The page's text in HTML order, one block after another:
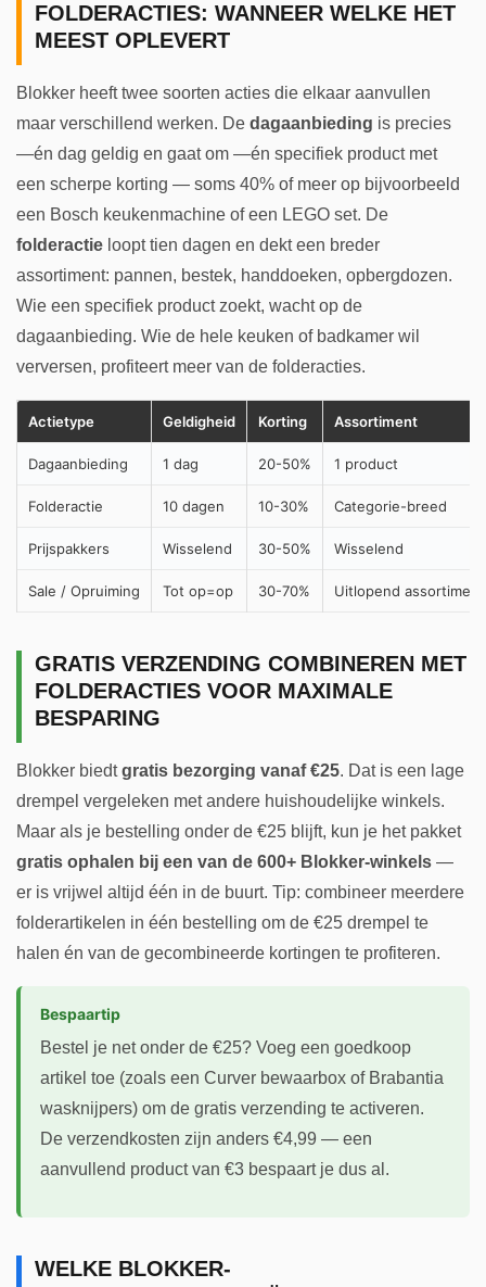
FOLDERACTIES: WANNEER WELKE HET
MEEST OPLEVERT
Blokker heeft twee soorten acties die elkaar aanvullen
maar verschillend werken. De dagaanbieding is precies
—én dag geldig en gaat om —én specifiek product met
een scherpe korting — soms 40% of meer op bijvoorbeeld
een Bosch keukenmachine of een LEGO set. De
folderactie loopt tien dagen en dekt een breder
assortiment: pannen, bestek, handdoeken, opbergdozen.
Wie een specifiek product zoekt, wacht op de
dagaanbieding. Wie de hele keuken of badkamer wil
verversen, profiteert meer van de folderacties.
Actietype Geldigheid Korting Assortiment
Dagaanbieding 1 dag 20-50% 1 product
Folderactie 10 dagen 10-30% Categorie-breed
Prijspakkers Wisselend 30-50% Wisselend
Sale / Opruiming Tot op=op 30-70% Uitlopend assortiment
GRATIS VERZENDING COMBINEREN MET
FOLDERACTIES VOOR MAXIMALE
BESPARING
Blokker biedtgratis bezorging vanaf €25. Dat is een lage
drempel vergeleken met andere huishoudelijke winkels.
Maar als je bestelling onder de €25 blijft, kun je het pakket
gratis ophalen bij een van de 600+ Blokker-winkels —
er is vrijwel altijd één in de buurt. Tip: combineer meerdere
folderartikelen in één bestelling om de €25 drempel te
halen én van de gecombineerde kortingen te profiteren.
Bespaartip
Bestel je net onder de €25? Voeg een goedkoop
artikel toe (zoals een Curver bewaarbox of Brabantia
wasknijpers) om de gratis verzending te activeren.
De verzendkosten zijn anders €4,99 — een
aanvullend product van €3 bespaart je dus al.
WELKE BLOKKER-